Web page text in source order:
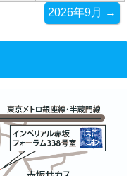
2026年9月 →